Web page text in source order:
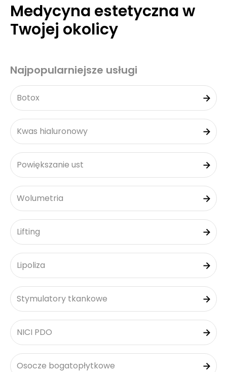
Medycyna estetyczna w
Twojej okolicy
Najpopularniejsze usługi
Botox
Kwas hialuronowy
Powiększanie ust
Wolumetria
Lifting
Lipoliza
Stymulatory tkankowe
NICI PDO
Osocze bogatopłytkowe